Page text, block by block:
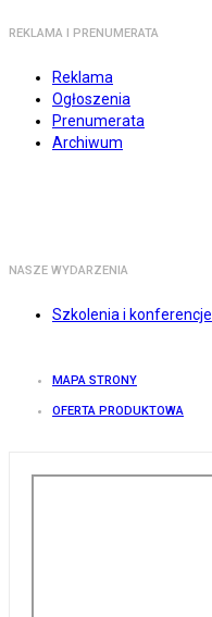
REKLAMA I PRENUMERATA
Reklama
Ogłoszenia
Prenumerata
Archiwum
NASZE WYDARZENIA
Szkolenia i konferencje
MAPA STRONY
OFERTA PRODUKTOWA